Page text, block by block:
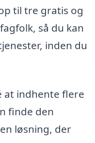
til tre gratis og
så du kan
inden du
at indhente flere
finde den
løsning, der